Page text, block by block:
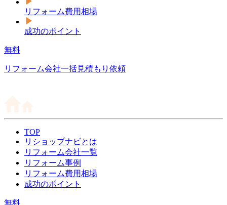
リフォーム費用相場
成功のポイント
無料
リフォーム会社一括見積もり依頼
TOP
リショップナビとは
リフォーム会社一覧
リフォーム事例
リフォーム費用相場
成功のポイント
無料